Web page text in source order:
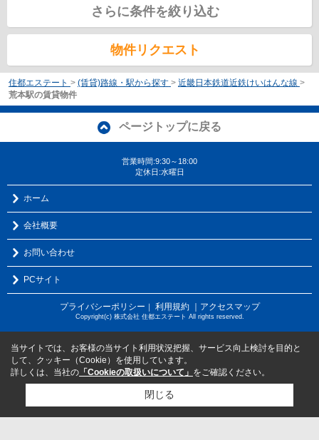
さらに条件を絞り込む
物件リクエスト
住都エステート > (賃貸)路線・駅から探す > 近畿日本鉄道近鉄けいはんな線 >
荒本駅の賃貸物件
ページトップに戻る
営業時間:9:30～18:00
定休日:水曜日
ホーム
会社概要
お問い合わせ
PCサイト
プライバシーポリシー ｜ 利用規約 ｜アクセスマップ
Copyright(c) 株式会社 住都エステート All rights reserved.
当サイトでは、お客様の当サイト利用状況把握、サービス向上検討を目的と
して、クッキー（Cookie）を使用しています。
詳しくは、当社の 「Cookieの取扱いについて」 をご確認ください。
閉じる